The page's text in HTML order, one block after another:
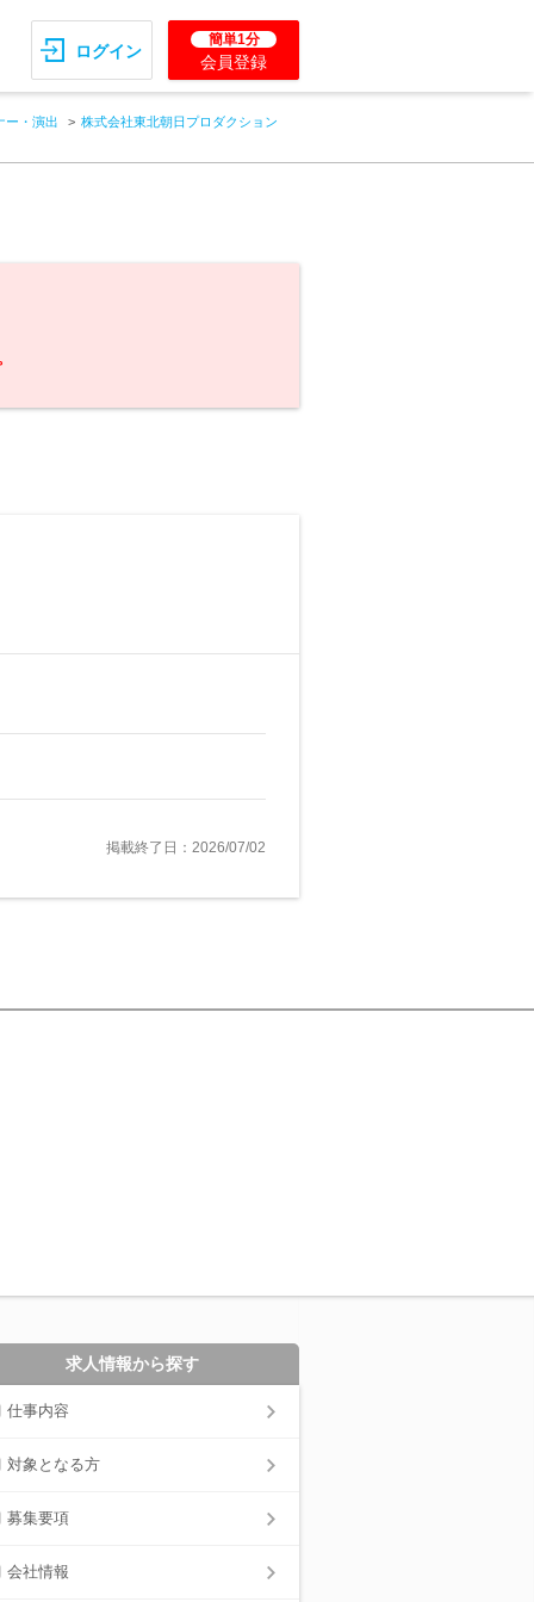
ログイン
簡単1分
会員登録
ー・演出 株式会社東北朝日プロダクション
掲載終了日：2026/07/02
求人情報から探す
仕事内容
対象となる方
募集要項
会社情報